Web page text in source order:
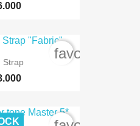
Strap